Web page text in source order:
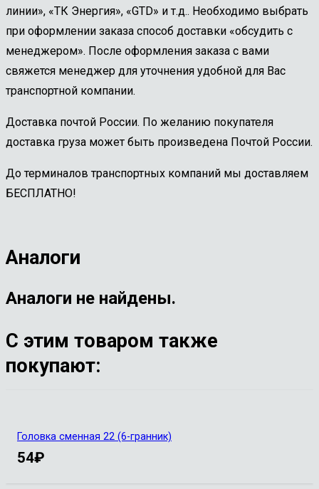
линии», «ТК Энергия», «GTD» и т.д.. Необходимо выбрать
при оформлении заказа способ доставки «обсудить с
менеджером». После оформления заказа с вами
свяжется менеджер для уточнения удобной для Вас
транспортной компании.
Доставка почтой России. По желанию покупателя
доставка груза может быть произведена Почтой России.
До терминалов транспортных компаний мы доставляем
БЕСПЛАТНО!
Аналоги
Аналоги не найдены.
С этим товаром также
покупают:
Головка сменная 22 (6-гранник)
54₽